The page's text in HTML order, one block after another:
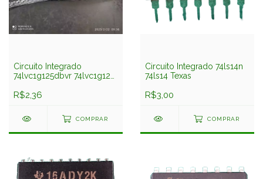
Circuito Integrado
74lvc1g125dbvr 74lvc1g125
R$2,36
COMPRAR
Circuito Integrado 74ls14n
74ls14 Texas
R$3,00
COMPRAR